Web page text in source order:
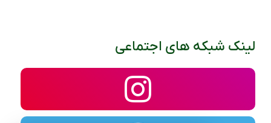
لینک شبکه های اجتماعی